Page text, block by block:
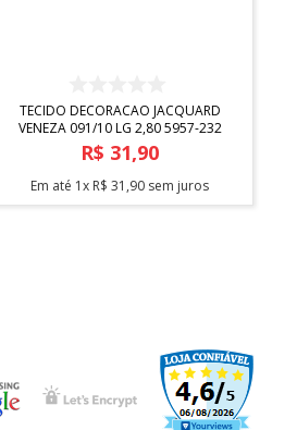
TECIDO DECORACAO JACQUARD
VENEZA 091/10 LG 2,80 5957-232
R$ 31,90
Em até 1x R$ 31 ,90 sem juros